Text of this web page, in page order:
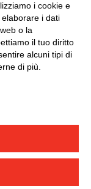
Solutions
i cookie e
i dati
o la
il tuo diritto
alcuni tipi di
di più.